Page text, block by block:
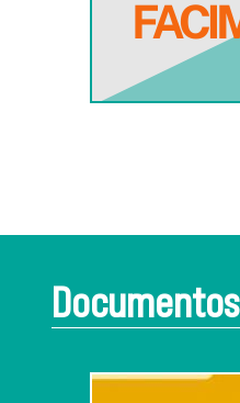
Documentos